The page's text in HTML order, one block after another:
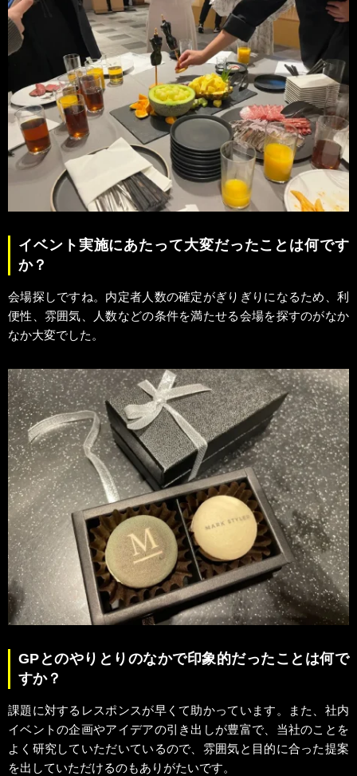
イベント実施にあたって大変だったことは何です
か？
会場探しですね。内定者人数の確定がぎりぎりになるため、利
便性、雰囲気、人数などの条件を満たせる会場を探すのがなか
なか大変でした。
GPとのやりとりのなかで印象的だったことは何で
すか？
課題に対するレスポンスが早くて助かっています。また、社内
イベントの企画やアイデアの引き出しが豊富で、当社のことを
よく研究していただいているので、雰囲気と目的に合った提案
を出していただけるのもありがたいです。